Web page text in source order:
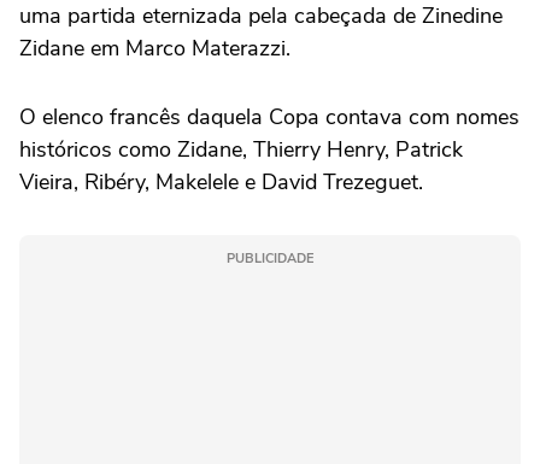
uma partida eternizada pela cabeçada de Zinedine
Zidane em Marco Materazzi.
O elenco francês daquela Copa contava com nomes
históricos como Zidane, Thierry Henry, Patrick
Vieira, Ribéry, Makelele e David Trezeguet.
PUBLICIDADE